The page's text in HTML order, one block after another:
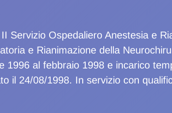
Servizio Ospedaliero Anestesia e
e Rianimazione della
1996 al febbraio 1998 e incarico
il 24/08/1998. In servizio con